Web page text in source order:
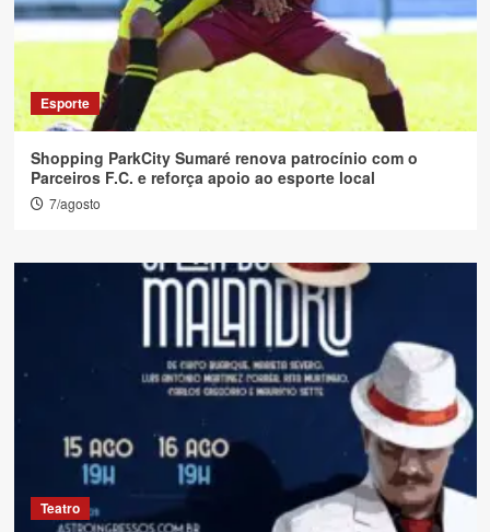
Esporte
Shopping ParkCity Sumaré renova patrocínio com o
Parceiros F.C. e reforça apoio ao esporte local
7/agosto
Teatro